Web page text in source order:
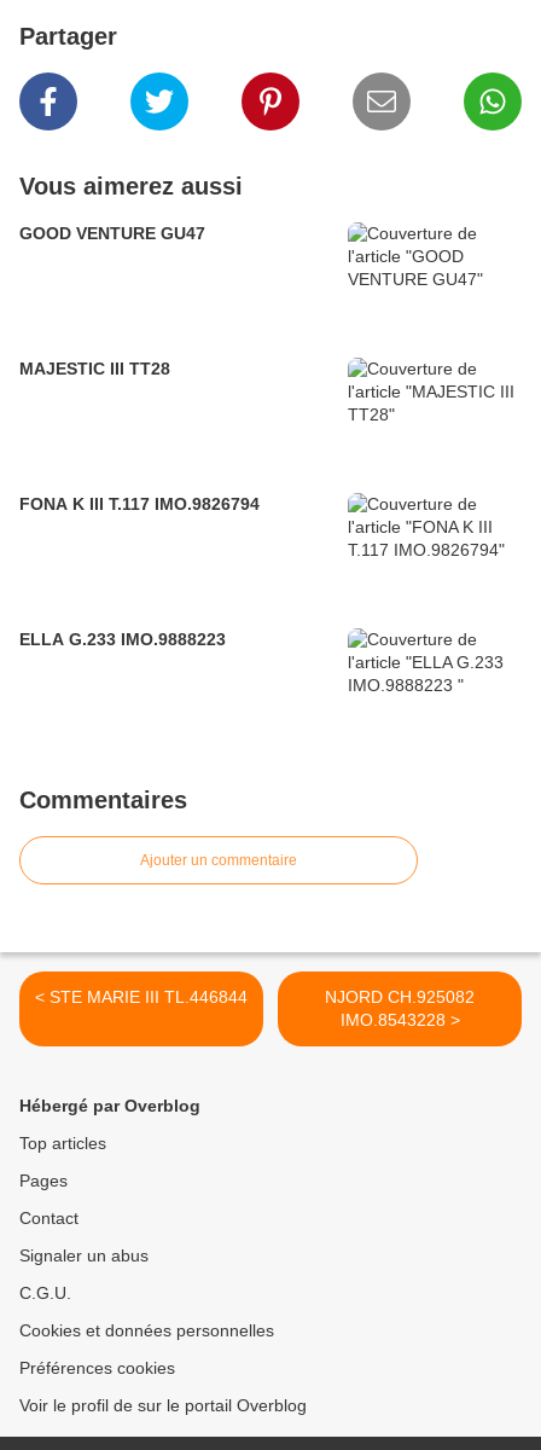
Partager
Vous aimerez aussi
GOOD VENTURE GU47
MAJESTIC III TT28
FONA K III T.117 IMO.9826794
ELLA G.233 IMO.9888223
Commentaires
Ajouter un commentaire
< STE MARIE III TL.446844
NJORD CH.925082
IMO.8543228 >
Hébergé par Overblog
Top articles
Pages
Contact
Signaler un abus
C.G.U.
Cookies et données personnelles
Préférences cookies
Voir le profil de sur le portail Overblog